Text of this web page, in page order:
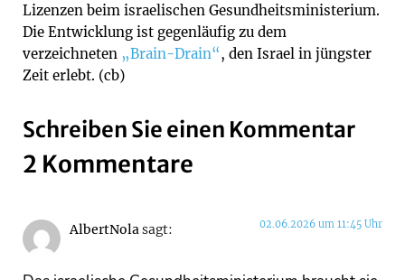
Lizenzen beim israelischen Gesundheitsministerium.
Die Entwicklung ist gegenläufig zu dem
verzeichneten „Brain-Drain“, den Israel in jüngster
Zeit erlebt. (cb)
Schreiben Sie einen Kommentar
2 Kommentare
AlbertNolasagt: 02.06.2026 um 11:45 Uhr